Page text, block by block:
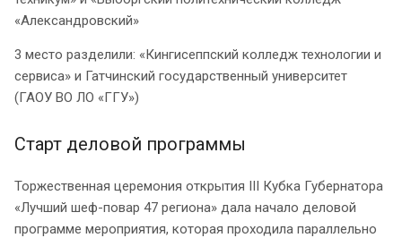
«Александровский»
3 место разделили: «Кингисеппский колледж технологии и
сервиса» и Гатчинский государственный университет
(ГАОУ ВО ЛО «ГГУ»)
Старт деловой программы
Торжественная церемония открытия III Кубка Губернатора
«Лучший шеф-повар 47 региона» дала начало деловой
программе мероприятия, которая проходила параллельно